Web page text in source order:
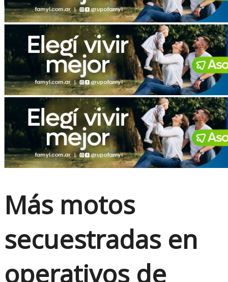
No Result
View All Result
Más motos
secuestradas en
operativos de